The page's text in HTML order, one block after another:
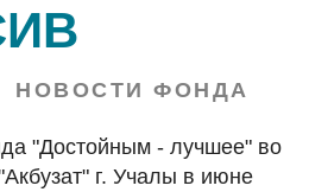
НОВОСТИ ФОНДА
"Достойным - лучшее" во
г. Учалы в июне